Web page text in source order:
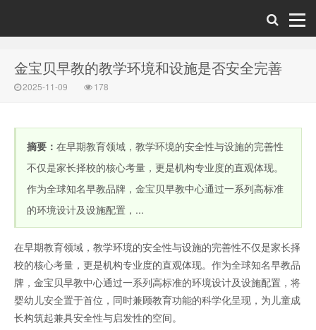
金宝贝早教的教学环境和设施是否安全完善
2025-11-09 178
摘要： 在早期教育领域，教学环境的安全性与设施的完善性
不仅是家长择校的核心考量，更是机构专业度的直观体现。
作为全球知名早教品牌，金宝贝早教中心通过一系列高标准
的环境设计及设施配置，...
在早期教育领域，教学环境的安全性与设施的完善性不仅是家长择
校的核心考量，更是机构专业度的直观体现。作为全球知名早教品
牌，金宝贝早教中心通过一系列高标准的环境设计及设施配置，将
婴幼儿安全置于首位，同时兼顾教育功能的科学化呈现，为儿童成
长构筑起兼具安全性与启发性的空间。